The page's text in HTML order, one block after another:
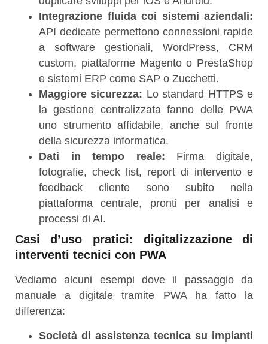
Integrazione fluida coi sistemi aziendali:
API dedicate permettono connessioni rapide
a software gestionali, WordPress, CRM
custom, piattaforme Magento o PrestaShop
e sistemi ERP come SAP o Zucchetti.
Maggiore sicurezza: Lo standard HTTPS e
la gestione centralizzata fanno delle PWA
uno strumento affidabile, anche sul fronte
della sicurezza informatica.
Dati in tempo reale: Firma digitale,
fotografie, check list, report di intervento e
feedback cliente sono subito nella
piattaforma centrale, pronti per analisi e
processi di AI.
Casi d’uso pratici: digitalizzazione di
interventi tecnici con PWA
Vediamo alcuni esempi dove il passaggio da
manuale a digitale tramite PWA ha fatto la
differenza:
Società di assistenza tecnica su impianti